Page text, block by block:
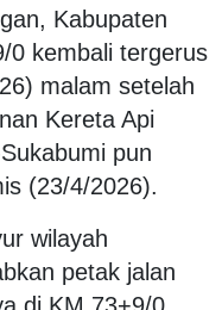
Kabupaten
0 kembali tergerus
malam setelah
Kereta Api
pun
(23/4/2026).
wilayah
petak jalan